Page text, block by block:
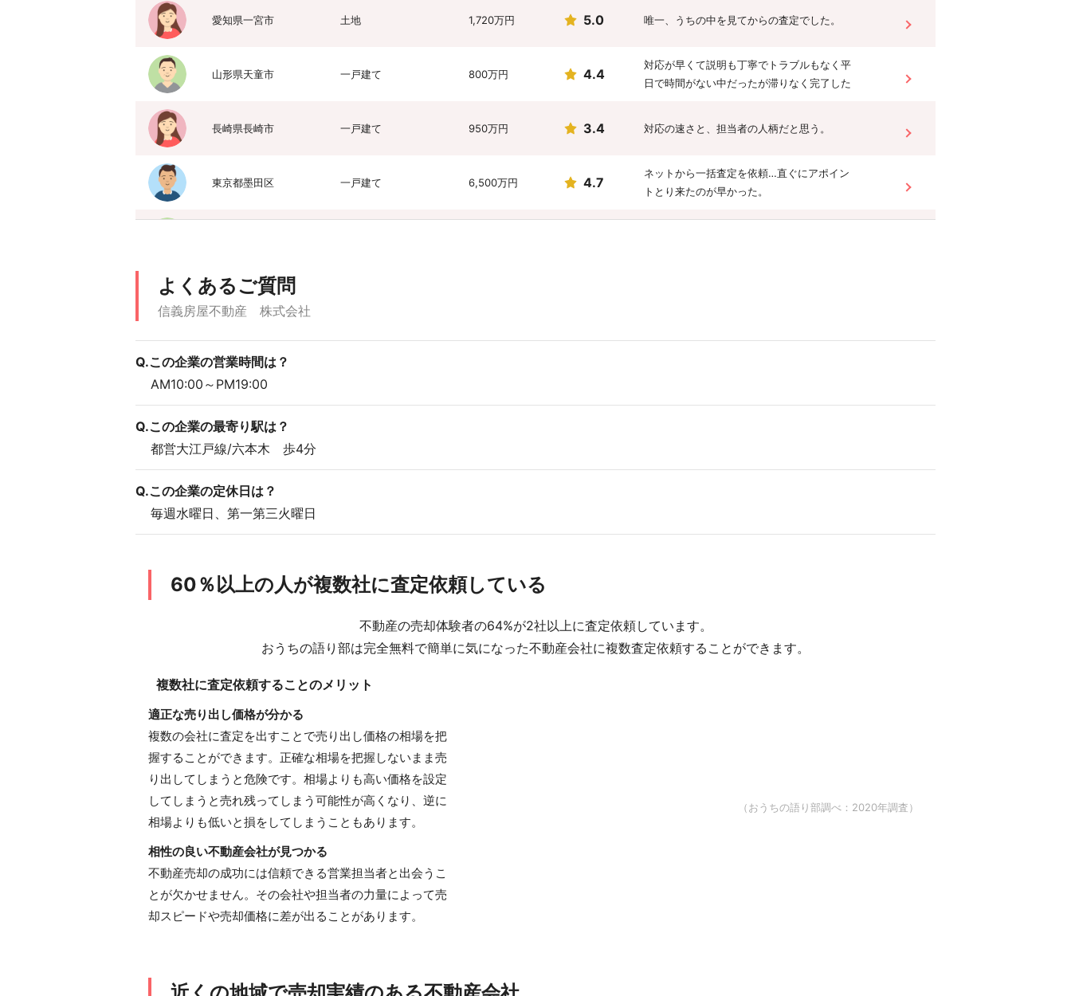
愛知県一宮市 土地 1,720万円 5.0 唯一、うちの中を見てからの査定でした。
山形県天童市 一戸建て 800万円 4.4
対応が早くて説明も丁寧でトラブルもなく平
日で時間がない中だったが滞りなく完了した
長崎県長崎市 一戸建て 950万円 3.4 対応の速さと、担当者の人柄だと思う。
東京都墨田区 一戸建て 6,500万円 4.7
ネットから一括査定を依頼…直ぐにアポイン
トとり来たのが早かった。
千葉県船橋市
兵庫県加古川市 一戸建て 400万円 3.4
よくあるご質問
信義房屋不動産 株式会社
Q.この企業の営業時間は？
AM10:00～PM19:00
Q.この企業の最寄り駅は？
都営大江戸線/六本木 歩4分
Q.この企業の定休日は？
毎週水曜日、第一第三火曜日
60％以上の人が複数社に査定依頼している
不動産の売却体験者の64%が2社以上に査定依頼しています。
おうちの語り部は完全無料で簡単に気になった不動産会社に複数査定依頼することができます。
複数社に査定依頼することのメリット
適正な売り出し価格が分かる
複数の会社に査定を出すことで売り出し価格の相場を把
握することができます。正確な相場を把握しないまま売
り出してしまうと危険です。相場よりも高い価格を設定
してしまうと売れ残ってしまう可能性が高くなり、逆に
相場よりも低いと損をしてしまうこともあります。
相性の良い不動産会社が見つかる
不動産売却の成功には信頼できる営業担当者と出会うこ
とが欠かせません。その会社や担当者の力量によって売
却スピードや売却価格に差が出ることがあります。
（おうちの語り部調べ：2020年調査）